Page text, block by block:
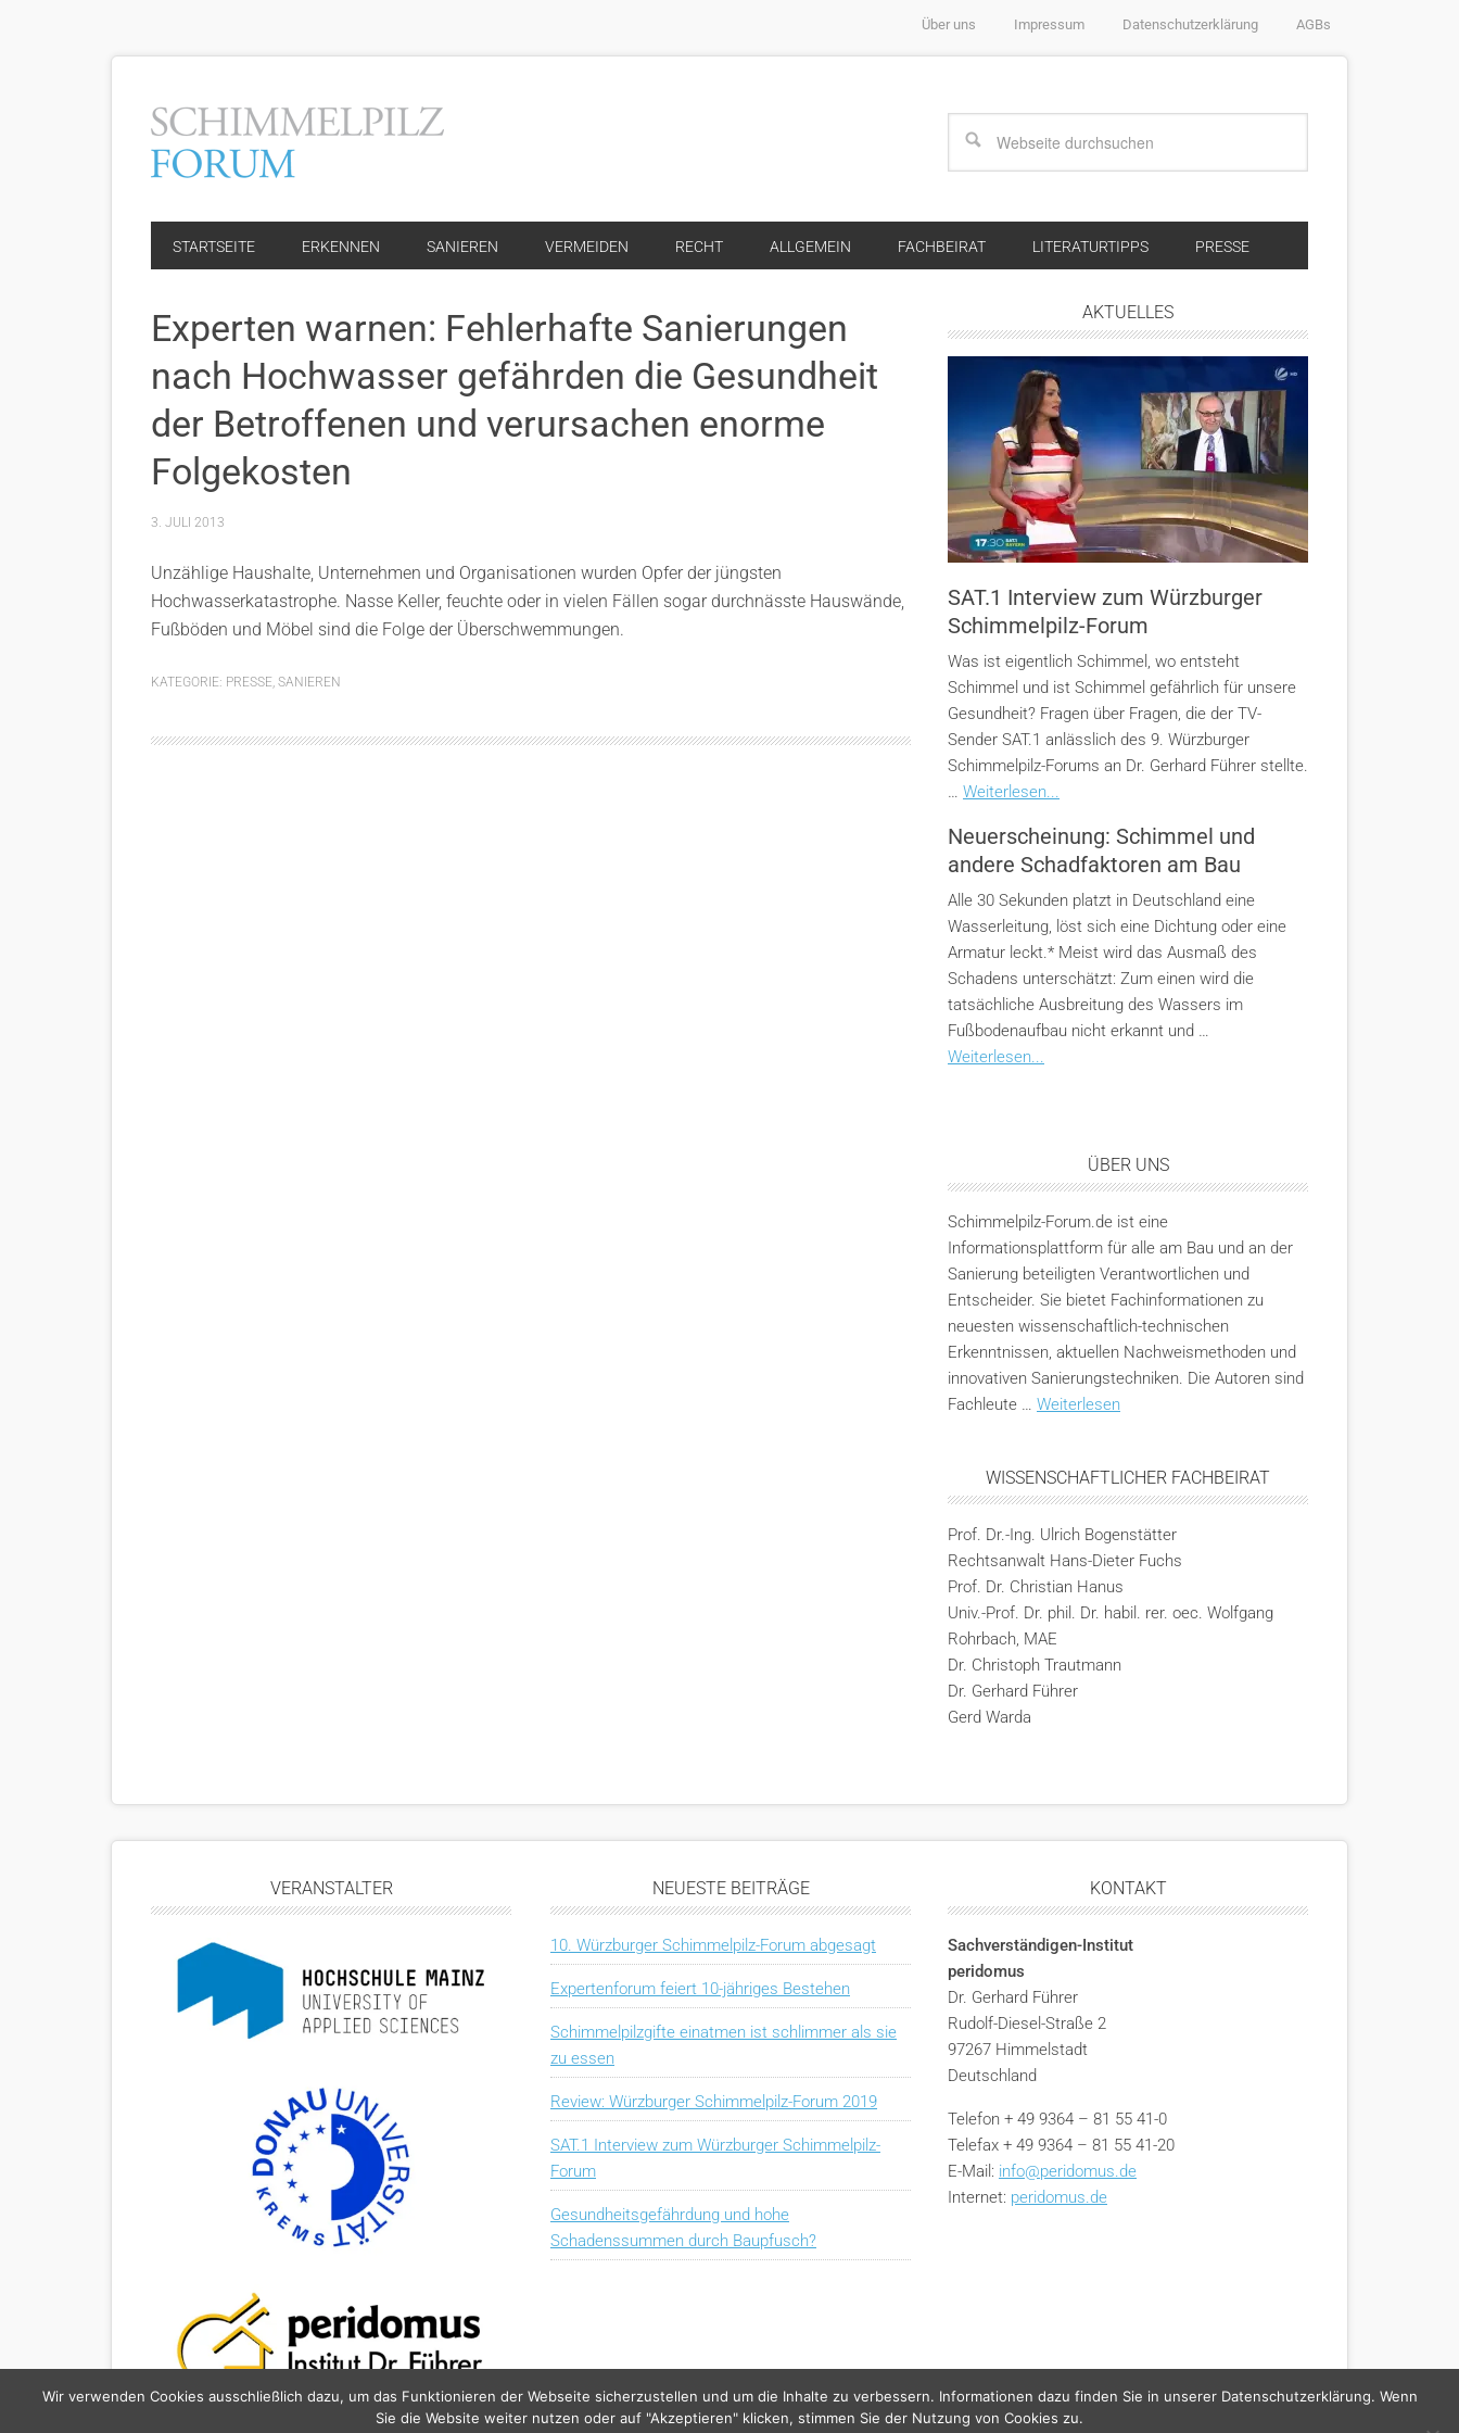
Über uns Impressum Datenschutzerklärung AGBs
STARTSEITE ERKENNEN SANIEREN VERMEIDEN RECHT ALLGEMEIN FACHBEIRAT LITERATURTIPPS PRESSE
Experten warnen: Fehlerhafte Sanierungen
nach Hochwasser gefährden die Gesundheit
der Betroffenen und verursachen enorme
Folgekosten
3. JULI 2013
Unzählige Haushalte, Unternehmen und Organisationen wurden Opfer der jüngsten
Hochwasserkatastrophe. Nasse Keller, feuchte oder in vielen Fällen sogar durchnässte Hauswände,
Fußböden und Möbel sind die Folge der Überschwemmungen.
KATEGORIE: PRESSE, SANIEREN
AKTUELLES
SAT.1 Interview zum Würzburger
Schimmelpilz-Forum
Was ist eigentlich Schimmel, wo entsteht
Schimmel und ist Schimmel gefährlich für unsere
Gesundheit? Fragen über Fragen, die der TV-
Sender SAT.1 anlässlich des 9. Würzburger
Schimmelpilz-Forums an Dr. Gerhard Führer stellte.
… Weiterlesen...
Neuerscheinung: Schimmel und
andere Schadfaktoren am Bau
Alle 30 Sekunden platzt in Deutschland eine
Wasserleitung, löst sich eine Dichtung oder eine
Armatur leckt.* Meist wird das Ausmaß des
Schadens unterschätzt: Zum einen wird die
tatsächliche Ausbreitung des Wassers im
Fußbodenaufbau nicht erkannt und …
Weiterlesen...
ÜBER UNS
Schimmelpilz-Forum.de ist eine
Informationsplattform für alle am Bau und an der
Sanierung beteiligten Verantwortlichen und
Entscheider. Sie bietet Fachinformationen zu
neuesten wissenschaftlich-technischen
Erkenntnissen, aktuellen Nachweismethoden und
innovativen Sanierungstechniken. Die Autoren sind
Fachleute … Weiterlesen
WISSENSCHAFTLICHER FACHBEIRAT
Prof. Dr.-Ing. Ulrich Bogenstätter
Rechtsanwalt Hans-Dieter Fuchs
Prof. Dr. Christian Hanus
Univ.-Prof. Dr. phil. Dr. habil. rer. oec. Wolfgang
Rohrbach, MAE
Dr. Christoph Trautmann
Dr. Gerhard Führer
Gerd Warda
VERANSTALTER NEUESTE BEITRÄGE
10. Würzburger Schimmelpilz-Forum abgesagt
Expertenforum feiert 10-jähriges Bestehen
Schimmelpilzgifte einatmen ist schlimmer als sie
zu essen
Review: Würzburger Schimmelpilz-Forum 2019
SAT.1 Interview zum Würzburger Schimmelpilz-
Forum
Gesundheitsgefährdung und hohe
Schadenssummen durch Baupfusch?
KONTAKT
Sachverständigen-Institut
peridomus
Dr. Gerhard Führer
Rudolf-Diesel-Straße 2
97267 Himmelstadt
Deutschland
Telefon + 49 9364 – 81 55 41-0
Telefax + 49 9364 – 81 55 41-20
E-Mail: info@peridomus.de
Internet: peridomus.de
Wir verwenden Cookies ausschließlich dazu, um das Funktionieren der Webseite sicherzustellen und um die Inhalte zu verbessern. Informationen dazu finden Sie in unserer Datenschutzerklärung. Wenn
Sie die Website weiter nutzen oder auf "Akzeptieren" klicken, stimmen Sie der Nutzung von Cookies zu.